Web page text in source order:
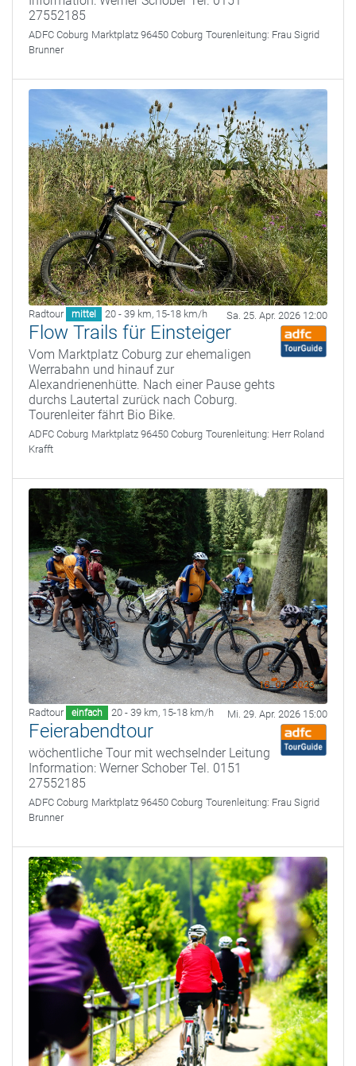
27552185
ADFC Coburg Marktplatz 96450 Coburg Tourenleitung: Frau Sigrid
Brunner
Radtour mittel 20 - 39 km, 15-18 km/h Sa. 25. Apr. 2026 12:00
Flow Trails für Einsteiger
Vom Marktplatz Coburg zur ehemaligen
Werrabahn und hinauf zur
Alexandrienenhütte. Nach einer Pause gehts
durchs Lautertal zurück nach Coburg.
Tourenleiter fährt Bio Bike.
ADFC Coburg Marktplatz 96450 Coburg Tourenleitung: Herr Roland
Krafft
Radtour einfach 20 - 39 km, 15-18 km/h Mi. 29. Apr. 2026 15:00
Feierabendtour
wöchentliche Tour mit wechselnder Leitung
Information: Werner Schober Tel. 0151
27552185
ADFC Coburg Marktplatz 96450 Coburg Tourenleitung: Frau Sigrid
Brunner